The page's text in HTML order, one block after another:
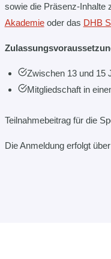
sowie die Präsenz-Inhalte
Akademieoder das DHB
Zwischen 13 und 15
Mitgliedschaft in
Teilnahmebeitrag für die
Die Anmeldung erfolgt